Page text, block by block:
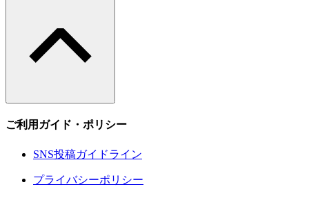
ご利用ガイド・ポリシー
SNS投稿ガイドライン
プライバシーポリシー